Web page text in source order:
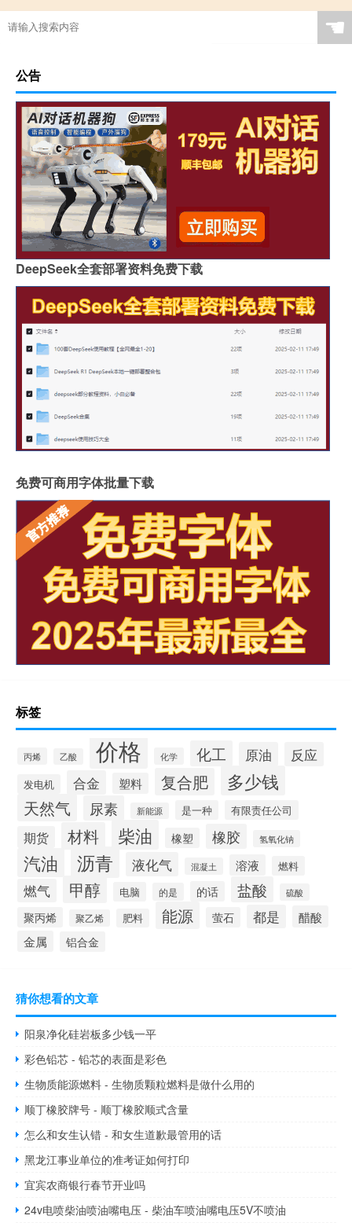
☚
公告
DeepSeek全套部署资料免费下载
免费可商用字体批量下载
标签
丙烯 乙酸 价格 化学 化工 原油 反应
发电机 合金 塑料 复合肥 多少钱
天然气 尿素 新能源 是一种 有限责任公司
期货 材料 柴油 橡塑 橡胶 氢氧化钠
汽油 沥青 液化气 混凝土 溶液 燃料
燃气 甲醇 电脑 的是 的话 盐酸 硫酸
聚丙烯 聚乙烯 肥料 能源 萤石 都是 醋酸
金属 铝合金
猜你想看的文章
阳泉净化硅岩板多少钱一平
彩色铅芯 - 铅芯的表面是彩色
生物质能源燃料 - 生物质颗粒燃料是做什么用的
顺丁橡胶牌号 - 顺丁橡胶顺式含量
怎么和女生认错 - 和女生道歉最管用的话
黑龙江事业单位的准考证如何打印
宜宾农商银行春节开业吗
24v电喷柴油喷油嘴电压 - 柴油车喷油嘴电压5V不喷油